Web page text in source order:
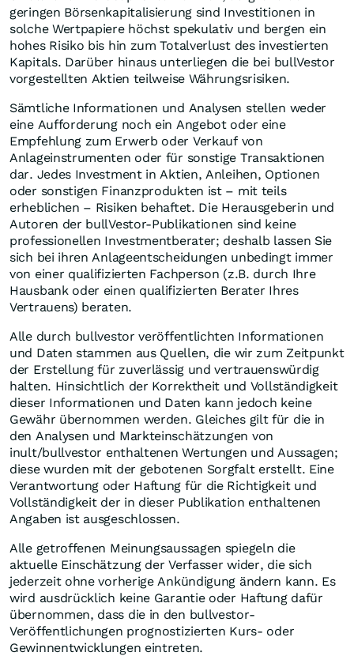
geringen Börsenkapitalisierung sind Investitionen in
solche Wertpapiere höchst spekulativ und bergen ein
hohes Risiko bis hin zum Totalverlust des investierten
Kapitals. Darüber hinaus unterliegen die bei bullVestor
vorgestellten Aktien teilweise Währungsrisiken.
Sämtliche Informationen und Analysen stellen weder
eine Aufforderung noch ein Angebot oder eine
Empfehlung zum Erwerb oder Verkauf von
Anlageinstrumenten oder für sonstige Transaktionen
dar. Jedes Investment in Aktien, Anleihen, Optionen
oder sonstigen Finanzprodukten ist – mit teils
erheblichen – Risiken behaftet. Die Herausgeberin und
Autoren der bullVestor-Publikationen sind keine
professionellen Investmentberater; deshalb lassen Sie
sich bei ihren Anlageentscheidungen unbedingt immer
von einer qualifizierten Fachperson (z.B. durch Ihre
Hausbank oder einen qualifizierten Berater Ihres
Vertrauens) beraten.
Alle durch bullvestor veröffentlichten Informationen
und Daten stammen aus Quellen, die wir zum Zeitpunkt
der Erstellung für zuverlässig und vertrauenswürdig
halten. Hinsichtlich der Korrektheit und Vollständigkeit
dieser Informationen und Daten kann jedoch keine
Gewähr übernommen werden. Gleiches gilt für die in
den Analysen und Markteinschätzungen von
inult/bullvestor enthaltenen Wertungen und Aussagen;
diese wurden mit der gebotenen Sorgfalt erstellt. Eine
Verantwortung oder Haftung für die Richtigkeit und
Vollständigkeit der in dieser Publikation enthaltenen
Angaben ist ausgeschlossen.
Alle getroffenen Meinungsaussagen spiegeln die
aktuelle Einschätzung der Verfasser wider, die sich
jederzeit ohne vorherige Ankündigung ändern kann. Es
wird ausdrücklich keine Garantie oder Haftung dafür
übernommen, dass die in den bullvestor-
Veröffentlichungen prognostizierten Kurs- oder
Gewinnentwicklungen eintreten.